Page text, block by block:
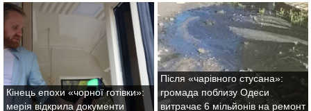
Кінець епохи «чорної готівки»:
мерія відкрила документи
Після «чарівного стусана»:
громада поблизу Одеси
витрачає 6 мільйонів на ремонт